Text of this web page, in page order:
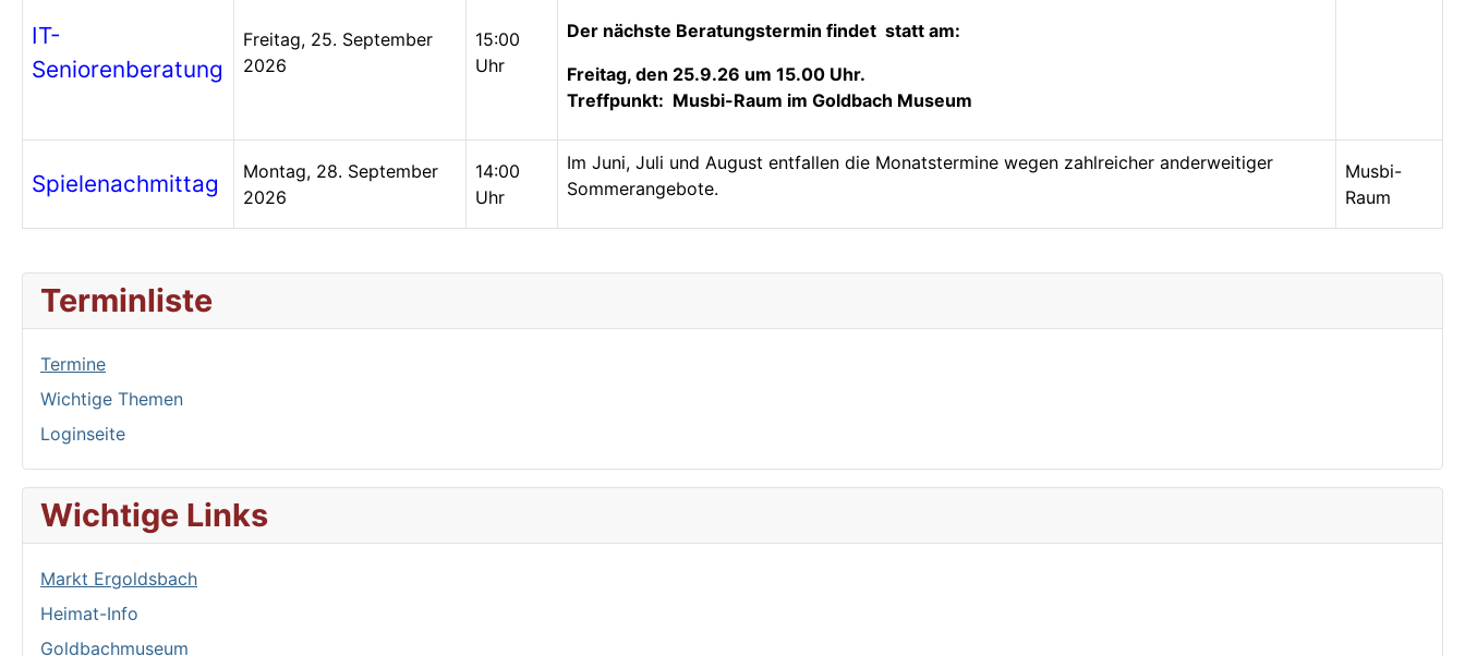
IT-
Seniorenberatung
Freitag, 25. September
2026
15:00
Uhr
Der nächste Beratungstermin findet statt am:
Freitag, den 25.9.26 um 15.00 Uhr.
Treffpunkt: Musbi-Raum im Goldbach Museum
Spielenachmittag
Montag, 28. September
2026
14:00
Uhr
Im Juni, Juli und August entfallen die Monatstermine wegen zahlreicher anderweitiger
Sommerangebote.
Musbi-
Raum
Terminliste
Termine
Wichtige Themen
Loginseite
Wichtige Links
Markt Ergoldsbach
Heimat-Info
Goldbachmuseum